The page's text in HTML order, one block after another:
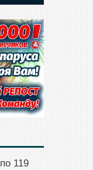
119